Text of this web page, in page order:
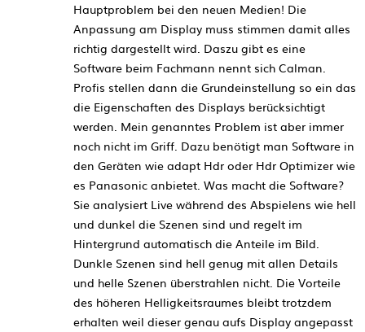
Hauptproblem bei den neuen Medien! Die
Anpassung am Display muss stimmen damit alles
richtig dargestellt wird. Daszu gibt es eine
Software beim Fachmann nennt sich Calman.
Profis stellen dann die Grundeinstellung so ein das
die Eigenschaften des Displays berücksichtigt
werden. Mein genanntes Problem ist aber immer
noch nicht im Griff. Dazu benötigt man Software in
den Geräten wie adapt Hdr oder Hdr Optimizer wie
es Panasonic anbietet. Was macht die Software?
Sie analysiert Live während des Abspielens wie hell
und dunkel die Szenen sind und regelt im
Hintergrund automatisch die Anteile im Bild.
Dunkle Szenen sind hell genug mit allen Details
und helle Szenen überstrahlen nicht. Die Vorteile
des höheren Helligkeitsraumes bleibt trotzdem
erhalten weil dieser genau aufs Display angepasst